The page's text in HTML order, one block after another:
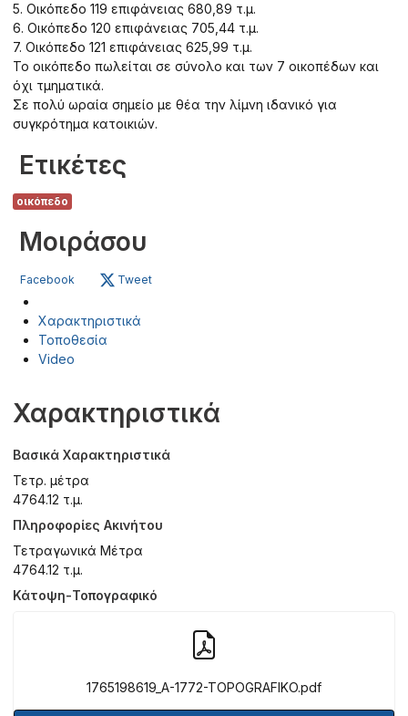
5. Οικόπεδο 119 επιφάνειας 680,89 τ.μ.
6. Οικόπεδο 120 επιφάνειας 705,44 τ.μ.
7. Οικόπεδο 121 επιφάνειας 625,99 τ.μ.
Το οικόπεδο πωλείται σε σύνολο και των 7 οικοπέδων και
όχι τμηματικά.
Σε πολύ ωραία σημείο με θέα την λίμνη ιδανικό για
συγκρότημα κατοικιών.
Ετικέτες
οικόπεδο
Μοιράσου
Facebook Tweet
Χαρακτηριστικά
Τοποθεσία
Video
Χαρακτηριστικά
Βασικά Χαρακτηριστικά
Τετρ. μέτρα
4764.12 τ.μ.
Πληροφορίες Ακινήτου
Τετραγωνικά Μέτρα
4764.12 τ.μ.
Κάτοψη-Τοπογραφικό
1765198619_A-1772-TOPOGRAFIKO.pdf